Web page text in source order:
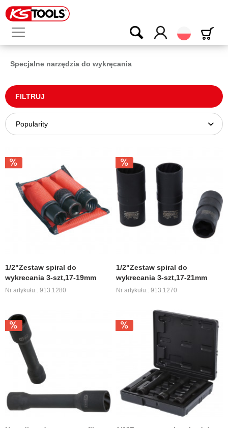
Polski
Specjalne narzędzia do wykręcania
FILTRUJ
1/2"Zestaw spiral do
wykrecania 3-szt,17-19mm
Nr artykułu.: 913.1280
1/2"Zestaw spiral do
wykrecania 3-szt,17-21mm
Nr artykułu.: 913.1270